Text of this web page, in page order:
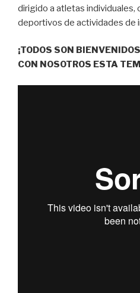
dirigido a atletas individuales,
deportivos de actividades de
¡TODOS SON
CON NOSOTROS ESTA